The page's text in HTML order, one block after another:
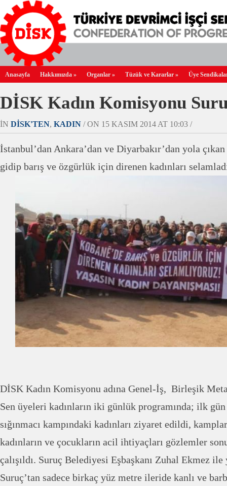
Anasayfa Hakkımızda » Organlar » Tüzük ve Kararlar » Üye
DİSK Kadın Komisyonu
IN DİSK'TEN, KADIN / ON 15 KASIM 2014 AT 10:03 /
İstanbul’dan Ankara’dan ve Diyarbakır’dan yola
gidip barış ve özgürlük için direnen kadınları
DİSK Kadın Komisyonu adına Genel-İş, Birleşik
Sen üyeleri kadınların iki günlük programında; ilk
sığınmacı kampındaki kadınları ziyaret edildi,
kadınların ve çocukların acil ihtiyaçları gözlemler
çalışıldı. Suruç Belediyesi Eşbaşkanı Zuhal Ekmez ile
Suruç’tan sadece birkaç yüz metre ileride kanlı ve